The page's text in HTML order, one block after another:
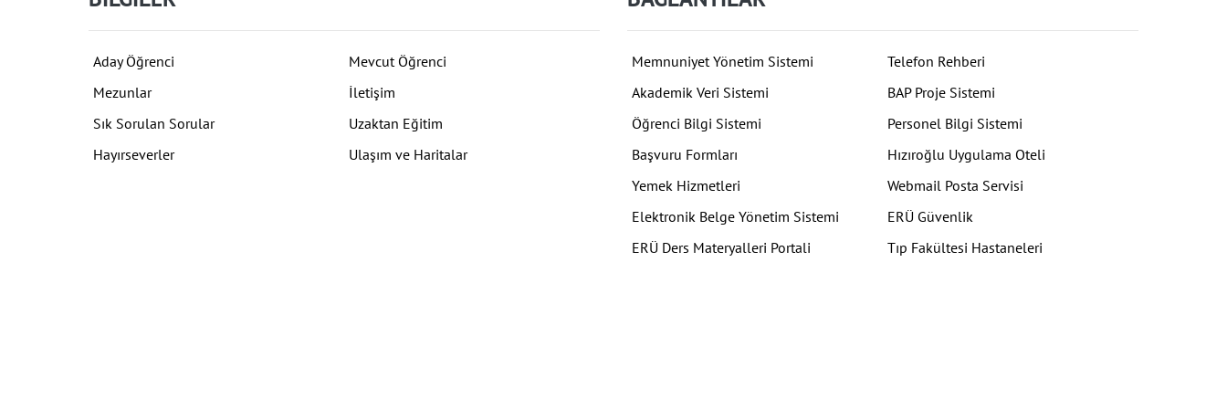
Aday Öğrenci
Mevcut Öğrenci
Mezunlar
İletişim
Sık Sorulan Sorular
Uzaktan Eğitim
Hayırseverler
Ulaşım ve Haritalar
Memnuniyet Yönetim Sistemi
Telefon Rehberi
Akademik Veri Sistemi
BAP Proje Sistemi
Öğrenci Bilgi Sistemi
Personel Bilgi Sistemi
Başvuru Formları
Hızıroğlu Uygulama Oteli
Yemek Hizmetleri
Webmail Posta Servisi
Elektronik Belge Yönetim Sistemi
ERÜ Güvenlik
ERÜ Ders Materyalleri Portali
Tıp Fakültesi Hastaneleri